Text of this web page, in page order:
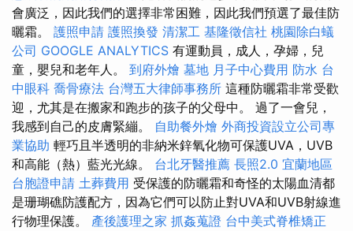
會廣泛，因此我們的選擇非常困難，因此我們預選了最佳防
曬霜。 護照申請 護照換發 清潔工 基隆徵信社 桃園除白蟻
公司 GOOGLE ANALYTICS 有運動員，成人，孕婦，兒
童，嬰兒和老年人。 到府外燴 墓地 月子中心費用 防水 台
中眼科 喬骨療法 台灣五大律師事務所 這種防曬霜非常受歡
迎，尤其是在搬家和跑步的孩子的父母中。 過了一會兒，
我感到自己的皮膚緊繃。 自助餐外燴 外商投資設立公司專
業協助 輕巧且半透明的非納米鋅氧化物可保護UVA，UVB
和高能（熱）藍光光線。 台北牙醫推薦 長照2.0 宜蘭地區
台胞證申請 土葬費用 受保護的防曬霜和奇怪的太陽血清都
是珊瑚礁防護配方，因為它們可以防止對UVA和UVB射線進
行物理保護。 產後護理之家 抓姦蒐證 台中美式脊椎矯正